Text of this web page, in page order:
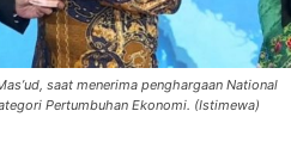
saat menerima penghargaan National
Pertumbuhan Ekonomi. (Istimewa)